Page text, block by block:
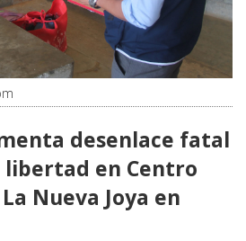
desenlace fatal
en Centro
Nueva Joya en